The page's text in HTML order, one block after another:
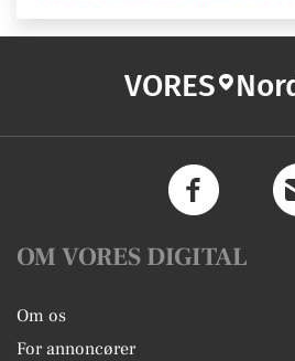
VORES
OM VORES DIGITAL
Om os
For annoncører